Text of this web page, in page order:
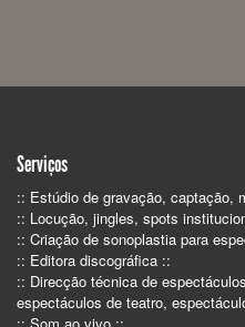
Serviços
:: Estúdio de gravação, captação,
:: Locução, jingles, spots
:: Criação de sonoplastia para
:: Editora discográfica ::
:: Direcção técnica de
espectáculos de teatro,